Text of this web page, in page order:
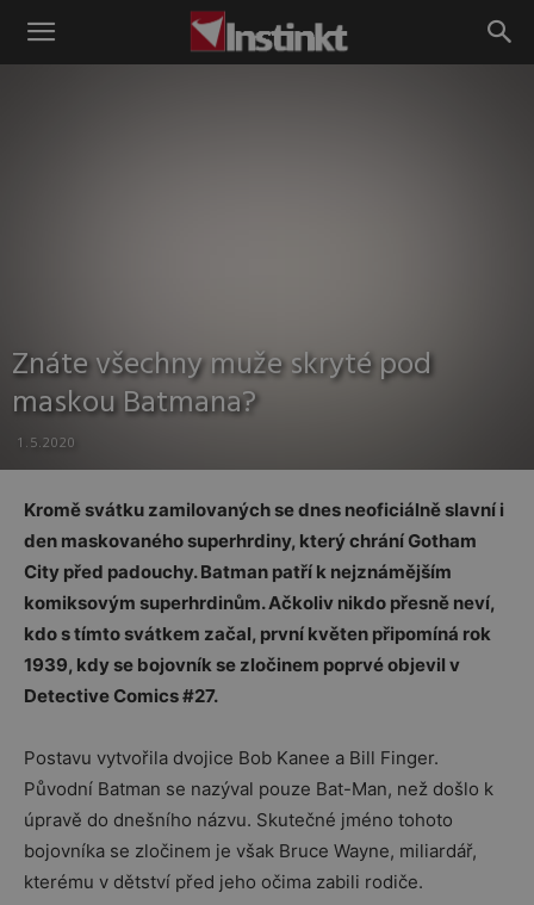
Instinkt
Znáte všechny muže skryté pod
maskou Batmana?
1.5.2020
Kromě svátku zamilovaných se dnes neoficiálně slavní i
den maskovaného superhrdiny, který chrání Gotham
City před padouchy. Batman patří k nejznámějším
komiksovým superhrdinům. Ačkoliv nikdo přesně neví,
kdo s tímto svátkem začal, první květen připomíná rok
1939, kdy se bojovník se zločinem poprvéobjevil v
Detective Comics #27.
Postavu vytvořila dvojice Bob Kanee a Bill Finger.
Původní Batman se nazýval pouze Bat-Man, než došlo k
úpravě do dnešního názvu. Skutečné jméno tohoto
bojovníka se zločinem je však Bruce Wayne, miliardář,
kterému v dětství před jeho očima zabili rodiče.